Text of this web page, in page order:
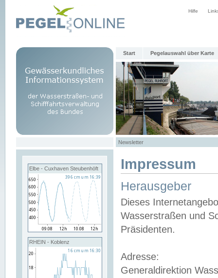
Hilfe
Start Pegelauswahl über Karte
Newsletter
Elbe - Cuxhaven Steubenhöft
RHEIN - Koblenz
Impressum
Herausgeber
Dieses
Wasserstraßen und
Präsidenten.
Adresse:
Generaldirektion